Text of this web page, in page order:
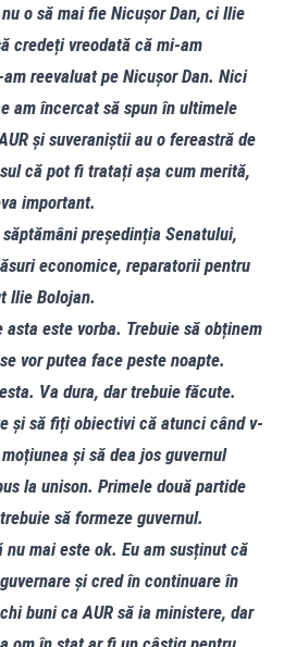
o să mai fie Nicușor Dan, ci Ilie
credeți vreodată că mi-am
reevaluat pe Nicușor Dan. Nici
am încercat să spun în ultimele
și suveraniștii au o fereastră de
că pot fi tratați așa cum merită,
important.
președinția Senatului,
economice, reparatorii pentru
Ilie Bolojan.
asta este vorba. Trebuie să obținem
vor putea face peste noapte.
Va dura, dar trebuie făcute.
și să fiți obiectivi că atunci când v-
și să dea jos guvernul
la unison. Primele două partide
să formeze guvernul.
mai este ok. Eu am susținut că
și cred în continuare în
buni ca AUR să ia ministere, dar